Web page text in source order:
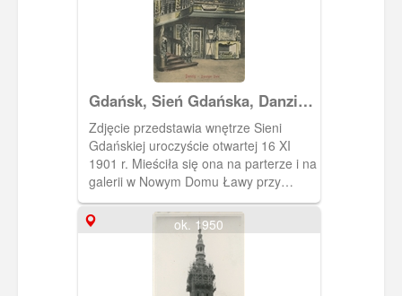
Gdańsk, Sień Gdańska, Danzig
Danziger Diele
Zdjęcie przedstawia wnętrze Sieni
Gdańskiej uroczyście otwartej 16 XI
1901 r. Mieściła się ona na parterze i na
galerii w Nowym Domu Ławy przy
Długim Targu 43. Prezentowany był w
niej wystrój gdańskiej kamienicy
patrycjuszowskiej z XVII w. Eksponaty
(ok. 200) pochodziły przede wszystkim
od gdańskiego kolekcjonera Lessera
Giełdzińskiego. Plafon, który
ok. 1950